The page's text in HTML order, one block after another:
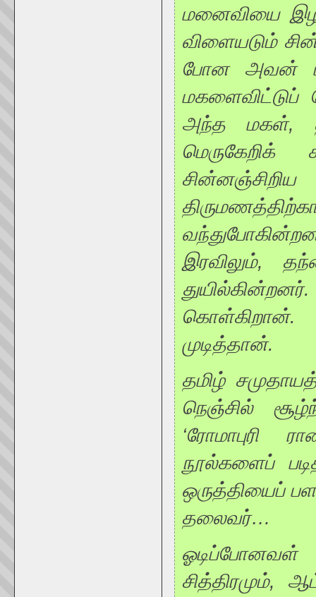
மனைவியை
விளையடும்
போன அவன்
மகளைவிட்டுப்
அந்த மகள்,
மெருகேறிக்
இரவிலும்,
முடித்தான்.
தமிழ்
நெஞ்சில்
‘ரோமாபுரி
நூல்களைப்
ஒருத்தியைப்
தலைவர்…
சித்திரமும்,